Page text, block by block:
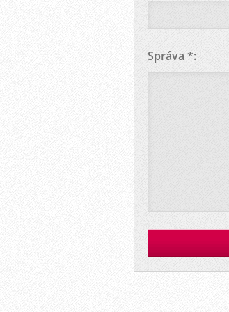
Správa *: